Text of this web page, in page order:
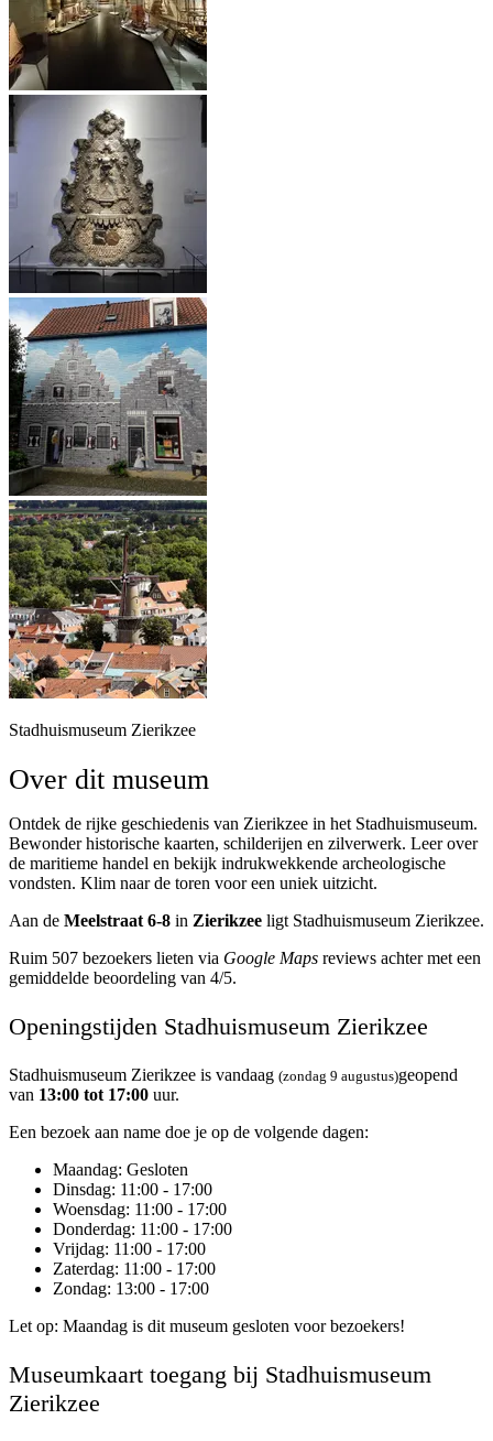
Stadhuismuseum Zierikzee
Over dit museum
Ontdek de rijke geschiedenis van Zierikzee in het Stadhuismuseum.
Bewonder historische kaarten, schilderijen en zilverwerk. Leer over
de maritieme handel en bekijk indrukwekkende archeologische
vondsten. Klim naar de toren voor een uniek uitzicht.
Aan de Meelstraat 6-8 in Zierikzee ligt Stadhuismuseum Zierikzee.
Ruim 507 bezoekers lieten via Google Maps reviews achter met een
gemiddelde beoordeling van 4/5.
Openingstijden Stadhuismuseum Zierikzee
Stadhuismuseum Zierikzee is vandaag (zondag 9 augustus)geopend
van 13:00 tot 17:00 uur.
Een bezoek aan name doe je op de volgende dagen:
Maandag: Gesloten
Dinsdag: 11:00 - 17:00
Woensdag: 11:00 - 17:00
Donderdag: 11:00 - 17:00
Vrijdag: 11:00 - 17:00
Zaterdag: 11:00 - 17:00
Zondag: 13:00 - 17:00
Let op: Maandag is dit museum gesloten voor bezoekers!
Museumkaart toegang bij Stadhuismuseum
Zierikzee